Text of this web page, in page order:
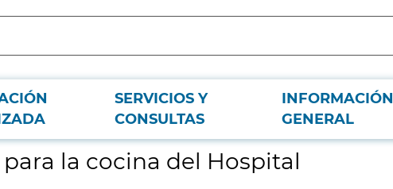
SERVICIOS Y
CONSULTAS
INFORMACIÓN
GENERAL
la cocina del Hospital